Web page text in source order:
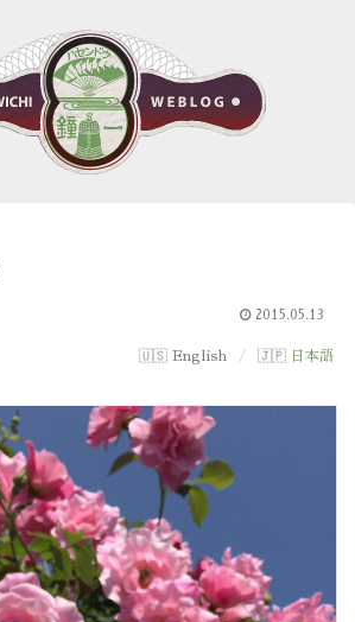
2015.05.13
English 日本語